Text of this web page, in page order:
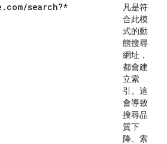
search?*
凡是符
合此模
式的動
態搜尋
網址，
都會建
立索
引。這
會導致
搜尋品
質下
降、索